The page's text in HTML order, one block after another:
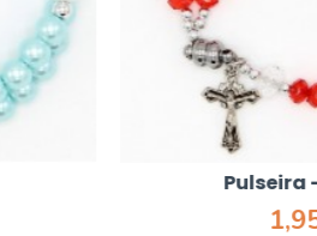
Pulseira - Terço